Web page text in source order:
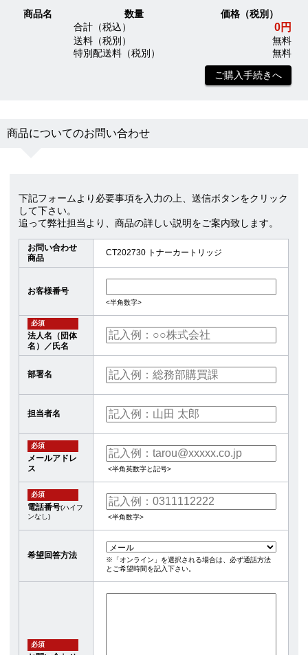
商品名 数量
価格（税別）
合計（税込）
0円
送料（税別）
無料
特別配送料（税別）
無料
ご購入手続きへ
商品についてのお問い合わせ
下記フォームより必要事項を入力の上、送信ボタンをクリック
して下さい。
追って弊社担当より、商品の詳しい説明をご案内致します。
お問い合わせ
商品
CT202730 トナーカートリッジ
お客様番号
<半角数字>
必須
法人名（団体
名）／氏名
部署名
担当者名
必須
メールアドレ
ス
<半角英数字と記号>
必須
電話番号(ハイフ
ンなし)
<半角数字>
希望回答方法
※「オンライン」を選択される場合は、必ず通話方法
とご希望時間を記入下さい。
必須